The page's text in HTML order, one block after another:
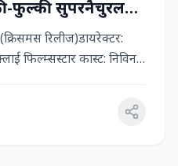
फुल्की सुपरनैचुरल
है
रिलीज)डायरेक्टर:
फिल्म्सस्टार कास्ट: निविन